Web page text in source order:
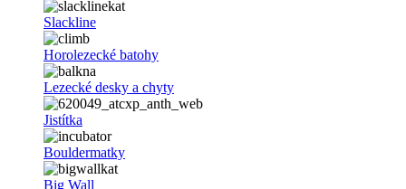
Slackline
Horolezecké batohy
Lezecké desky a chyty
Jistítka
Bouldermatky
Big Wall